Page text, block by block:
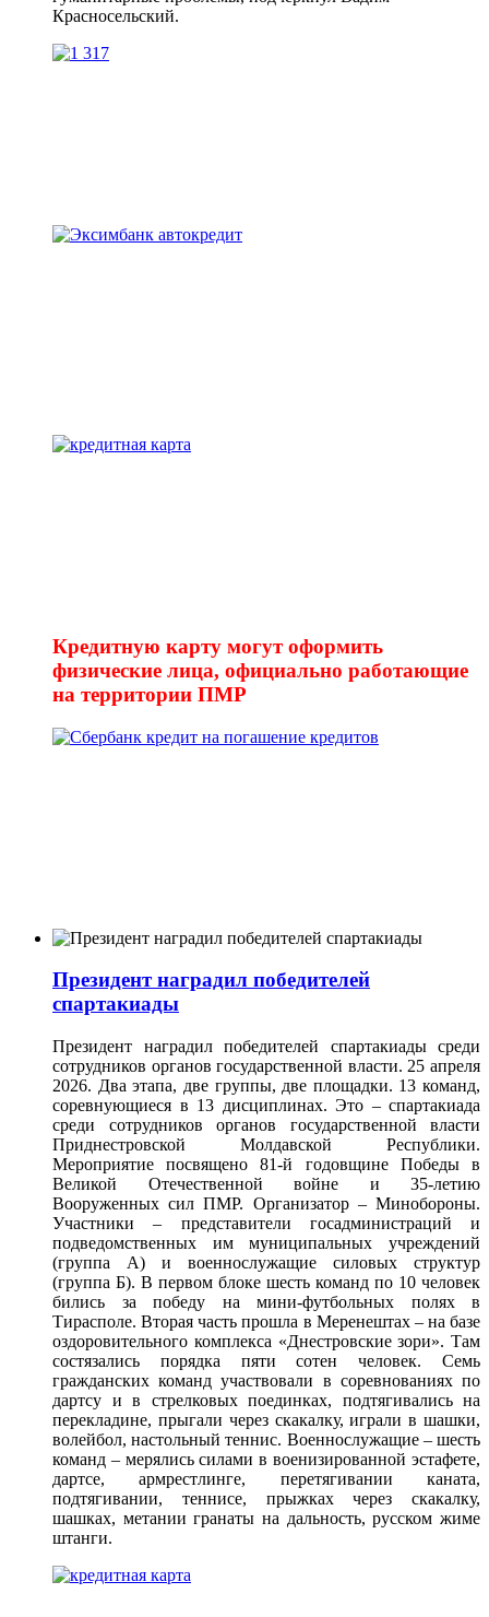
Красносельский.
Кредитную карту могут оформить
физические лица, официально работающие
на территории ПМР
Президент наградил победителей
спартакиады
Президент наградил победителей спартакиады среди
сотрудников органов государственной власти. 25 апреля
2026. Два этапа, две группы, две площадки. 13 команд,
соревнующиеся в 13 дисциплинах. Это – спартакиада
среди сотрудников органов государственной власти
Приднестровской Молдавской Республики.
Мероприятие посвящено 81-й годовщине Победы в
Великой Отечественной войне и 35-летию
Вооруженных сил ПМР. Организатор – Минобороны.
Участники – представители госадминистраций и
подведомственных им муниципальных учреждений
(группа А) и военнослужащие силовых структур
(группа Б). В первом блоке шесть команд по 10 человек
бились за победу на мини-футбольных полях в
Тирасполе. Вторая часть прошла в Меренештах – на базе
оздоровительного комплекса «Днестровские зори». Там
состязались порядка пяти сотен человек. Семь
гражданских команд участвовали в соревнованиях по
дартсу и в стрелковых поединках, подтягивались на
перекладине, прыгали через скакалку, играли в шашки,
волейбол, настольный теннис. Военнослужащие – шесть
команд – мерялись силами в военизированной эстафете,
дартсе, армрестлинге, перетягивании каната,
подтягивании, теннисе, прыжках через скакалку,
шашках, метании гранаты на дальность, русском жиме
штанги.